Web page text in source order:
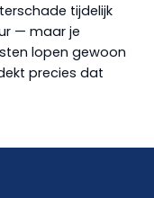
tijdelijk
— maar je
lopen gewoon
precies dat